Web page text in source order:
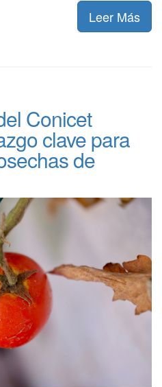
Leer Más
Conicet
clave para
de